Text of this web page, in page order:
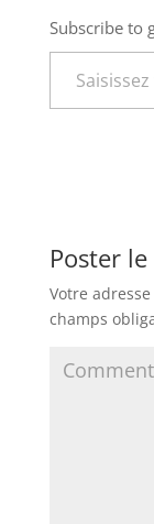
Subscribe to
Saisissez votre adresse e-mail…
Poster
Votre
champs